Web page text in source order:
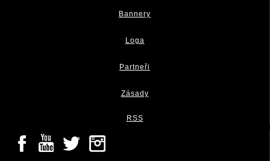
Bannery
Loga
Partneři
Zásady
RSS